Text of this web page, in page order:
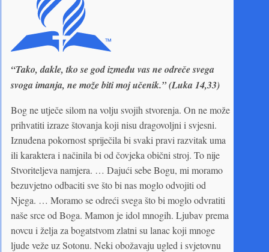
“Tako, dakle, tko se god između vas ne odreče svega
svoga imanja, ne može biti moj učenik.” (Luka 14,33)
Bog ne utječe silom na volju svojih stvorenja. On ne može
prihvatiti izraze štovanja koji nisu dragovoljni i svjesni.
Iznuđena pokornost spriječila bi svaki pravi razvitak uma
ili karaktera i načinila bi od čovjeka obični stroj. To nije
Stvoriteljeva namjera. … Dajući sebe Bogu, mi moramo
bezuvjetno odbaciti sve što bi nas moglo odvojiti od
Njega. … Moramo se odreći svega što bi moglo odvratiti
naše srce od Boga. Mamon je idol mnogih. Ljubav prema
novcu i želja za bogatstvom zlatni su lanac koji mnoge
ljude veže uz Sotonu. Neki obožavaju ugled i svjetovnu